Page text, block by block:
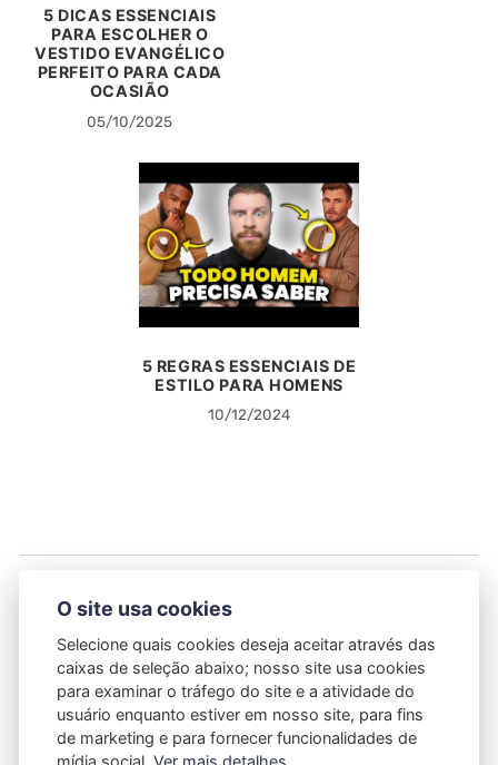
5 DICAS ESSENCIAIS
PARA ESCOLHER O
VESTIDO EVANGÉLICO
PERFEITO PARA CADA
OCASIÃO
05/10/2025
5 REGRAS ESSENCIAIS DE
ESTILO PARA HOMENS
10/12/2024
TERMOS E CONDIÇÕES
POLÍTICA DE PRIVACIDADE
O site usa cookies
Selecione quais cookies deseja aceitar através das
caixas de seleção abaixo; nosso site usa cookies
para examinar o tráfego do site e a atividade do
usuário enquanto estiver em nosso site, para fins
de marketing e para fornecer funcionalidades de